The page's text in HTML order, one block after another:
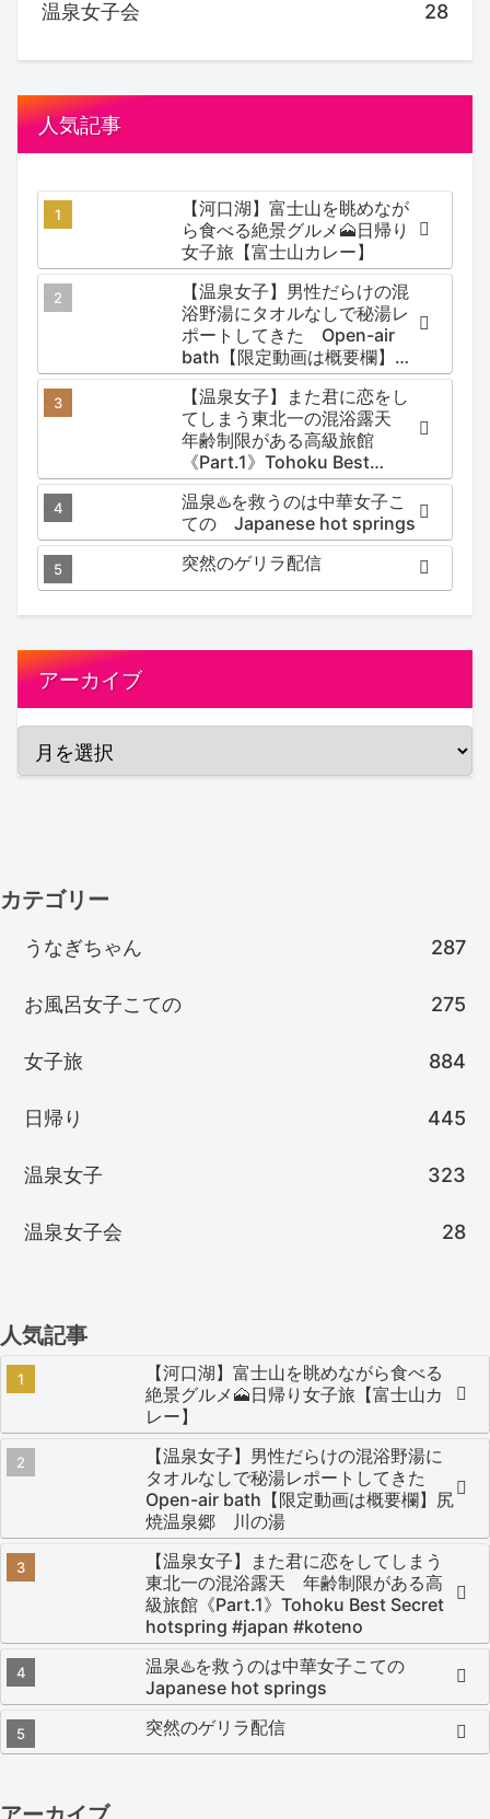
温泉女子会 28
人気記事
【河口湖】富士山を眺めなが
ら食べる絶景グルメ🗻日帰り
女子旅【富士山カレー】
【温泉女子】男性だらけの混
浴野湯にタオルなしで秘湯レ
ポートしてきた Open-air
bath【限定動画は概要欄】尻
焼温泉郷 川の湯
【温泉女子】また君に恋をし
てしまう東北一の混浴露天
年齢制限がある高級旅館
《Part.1》Tohoku Best
Secret hotspring #japan
#koteno
温泉♨️を救うのは中華女子こ
ての Japanese hot springs
突然のゲリラ配信
アーカイブ
カテゴリー
うなぎちゃん 287
お風呂女子こての 275
女子旅 884
日帰り 445
温泉女子 323
温泉女子会 28
人気記事
【河口湖】富士山を眺めながら食べる
絶景グルメ🗻日帰り女子旅【富士山カ
レー】
【温泉女子】男性だらけの混浴野湯に
タオルなしで秘湯レポートしてきた
Open-air bath【限定動画は概要欄】尻
焼温泉郷 川の湯
【温泉女子】また君に恋をしてしまう
東北一の混浴露天 年齢制限がある高
級旅館《Part.1》Tohoku Best Secret
hotspring #japan #koteno
温泉♨️を救うのは中華女子こての
Japanese hot springs
突然のゲリラ配信